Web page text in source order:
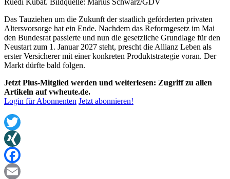
Ruedi Kubat. Bildquelle: Marius Schwarz/GDV
Das Tauziehen um die Zukunft der staatlich geförderten privaten
Altersvorsorge hat ein Ende. Nachdem das Reformgesetz im Mai
den Bundesrat passierte und nun die gesetzliche Grundlage für den
Neustart zum 1. Januar 2027 steht, prescht die Allianz Leben als
erster Versicherer mit einer konkreten Produktstrategie voran. Der
Markt dürfte bald folgen.
Jetzt Plus-Mitglied werden und weiterlesen: Zugriff zu allen
Artikeln auf vwheute.de.
Login für Abonnenten Jetzt abonnieren!
Twitter
XING
Facebook